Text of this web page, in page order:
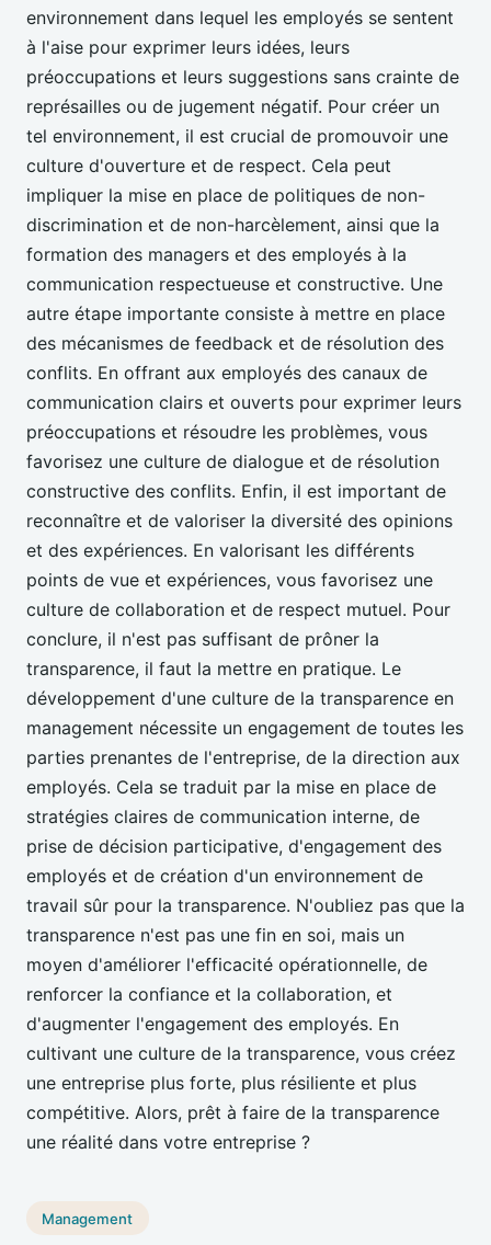
environnement dans lequel les employés se sentent
à l'aise pour exprimer leurs idées, leurs
préoccupations et leurs suggestions sans crainte de
représailles ou de jugement négatif. Pour créer un
tel environnement, il est crucial de promouvoir une
culture d'ouverture et de respect. Cela peut
impliquer la mise en place de politiques de non-
discrimination et de non-harcèlement, ainsi que la
formation des managers et des employés à la
communication respectueuse et constructive. Une
autre étape importante consiste à mettre en place
des mécanismes de feedback et de résolution des
conflits. En offrant aux employés des canaux de
communication clairs et ouverts pour exprimer leurs
préoccupations et résoudre les problèmes, vous
favorisez une culture de dialogue et de résolution
constructive des conflits. Enfin, il est important de
reconnaître et de valoriser la diversité des opinions
et des expériences. En valorisant les différents
points de vue et expériences, vous favorisez une
culture de collaboration et de respect mutuel. Pour
conclure, il n'est pas suffisant de prôner la
transparence, il faut la mettre en pratique. Le
développement d'une culture de la transparence en
management nécessite un engagement de toutes les
parties prenantes de l'entreprise, de la direction aux
employés. Cela se traduit par la mise en place de
stratégies claires de communication interne, de
prise de décision participative, d'engagement des
employés et de création d'un environnement de
travail sûr pour la transparence. N'oubliez pas que la
transparence n'est pas une fin en soi, mais un
moyen d'améliorer l'efficacité opérationnelle, de
renforcer la confiance et la collaboration, et
d'augmenter l'engagement des employés. En
cultivant une culture de la transparence, vous créez
une entreprise plus forte, plus résiliente et plus
compétitive. Alors, prêt à faire de la transparence
une réalité dans votre entreprise ?
Management